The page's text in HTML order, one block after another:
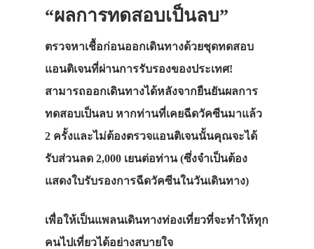
“ผลการทดสอบเป็นลบ”
ตรวจหาเชื้อก่อนออกเดินทางด้วยชุดทดสอบ
แอนติเจนที่ผ่านการรับรองของประเทศ!
สามารถออกเดินทางได้หลังจากยืนยันผลการ
ทดสอบเป็นลบ หากท่านที่เคยฉีดวัคซีนมาแล้ว
2 ครั้งและไม่ต้องตรวจแอนติเจนนั้นคุณจะได้
รับส่วนลด 2,000 เยนต่อท่าน (ซึ่งจำเป็นต้อง
แสดงใบรับรองการฉีดวัคซีนในวันเดินทาง)
เพื่อให้เป็นแพลนเดินทางท่องเที่ยวที่จะทำให้ทุก
คนไปเที่ยวได้อย่างสบายใจ